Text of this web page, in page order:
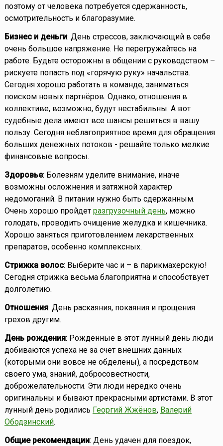
поэтому от человека потребуется сдержанность,
осмотрительность и благоразумие.
Бизнес и деньги: День стрессов, заключающий в себе
очень большое напряжение. Не перегружайтесь на
работе. Будьте осторожны в общении с руководством –
рискуете попасть под «горячую руку» начальства.
Сегодня хорошо работать в команде, заниматься
поиском новых партнёров. Однако, отношения в
коллективе, возможно, будут нестабильны. А вот
судебные дела имеют все шансы решиться в вашу
пользу. Сегодня неблагоприятное время для обращения
больших денежных потоков - решайте только мелкие
финансовые вопросы.
Здоровье: Болезням уделите внимание, иначе
возможны осложнения и затяжной характер
недомоганий. В питании нужно быть сдержанным.
Очень хорошо пройдет разгрузочный день, можно
голодать, проводить очищение желудка и кишечника.
Хорошо заняться приготовлением лекарственных
препаратов, особенно комплексных.
Стрижка волос: Выберите час и – в парикмахерскую!
Сегодня стрижка весьма благоприятна и способствует
долголетию.
Отношения: День раскаяния, покаяния и прощения
грехов другим.
День рождения: Рожденные в этот лунный день люди
добиваются успеха не за счет внешних данных
(которыми они вовсе не обделены), а посредством
своего ума, знаний, добросовестности,
доброжелательности. Эти люди нередко очень
оригинальны и бывают прекрасными артистами. В этот
лунный день родились Георгий Жжёнов, Валерий
Ободзинский.
Общие рекомендации: День удачен для поездок,